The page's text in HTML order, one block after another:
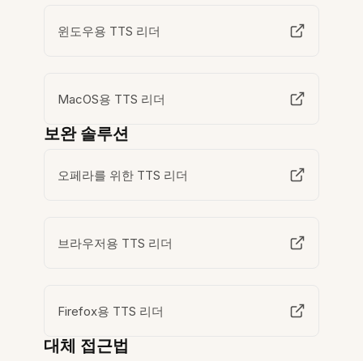
윈도우용 TTS 리더
MacOS용 TTS 리더
보완 솔루션
오페라를 위한 TTS 리더
브라우저용 TTS 리더
Firefox용 TTS 리더
대체 접근법